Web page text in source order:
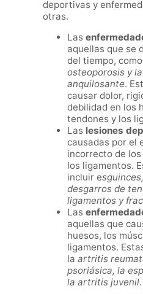
deportivas y
otras.
Las
aquellas que se
del tiempo,
osteoporosis y
anquilosante.
causar dolor,
debilidad en los
tendones y los
Las lesiones
causadas por el
incorrecto de
los ligamentos.
incluir e
desgarros de
ligamentos y
Las
aquellas que
huesos, los
ligamentos.
la artritis
psoriásica, la
la artritis juvenil.